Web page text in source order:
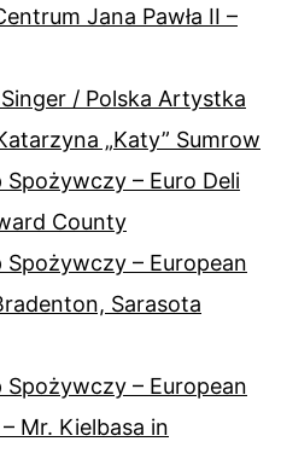
Jana Pawła II –
/ Polska Artystka
„Katy” Sumrow
Spożywczy – Euro Deli
County
Spożywczy – European
Sarasota
Spożywczy – European
Mr. Kielbasa in